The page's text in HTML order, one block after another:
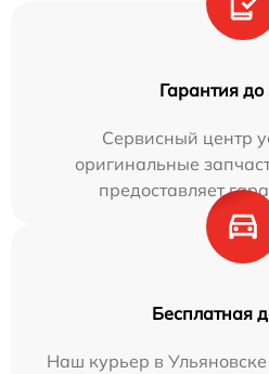
Гарантия до
Сервисный центр
оригинальные
предоставляет
Бесплатная
Наш курьер в Ульяновске